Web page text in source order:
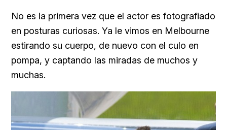
No es la primera vez que el actor es fotografiado
en posturas curiosas. Ya le vimos en Melbourne
estirando su cuerpo, de nuevo con el culo en
pompa, y captando las miradas de muchos y
muchas.